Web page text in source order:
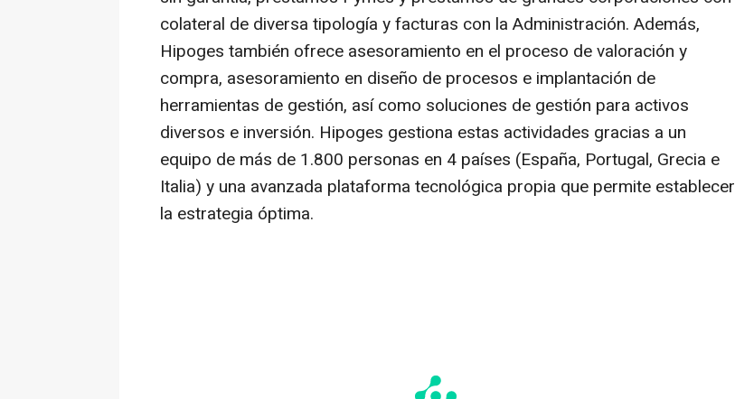
colateral de diversa tipología y facturas con la Administración. Además,
Hipoges también ofrece asesoramiento en el proceso de valoración y
compra, asesoramiento en diseño de procesos e implantación de
herramientas de gestión, así como soluciones de gestión para activos
diversos e inversión. Hipoges gestiona estas actividades gracias a un
equipo de más de 1.800 personas en 4 países (España, Portugal, Grecia e
Italia) y una avanzada plataforma tecnológica propia que permite establecer
la estrategia óptima.